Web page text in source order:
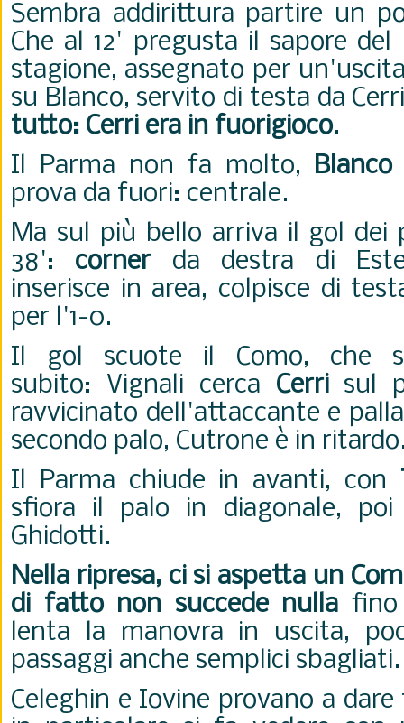
Sembra addirittura partire un
Che al 12' pregusta il sapore del
stagione, assegnato per
su Blanco, servito di testa da
tutto: Cerri era in fuorigioco.
Il Parma non fa molto, Blanco
prova da fuori: centrale.
Ma sul più bello arriva il gol dei
38': cornerda destra di
inserisce in area, colpisce di
per l'1-0.
Il gol scuote il Como, che
subito: Vignali cerca Cerrisul
ravvicinato dell'attaccante e
secondo palo, Cutrone è in
Il Parma chiude in avanti, con
sfiora il palo in diagonale,
Ghidotti.
Nella ripresa, ci si aspetta un
di fatto non succede nulla fino
lenta la manovra in uscita,
passaggi anche semplici
Celeghin e Iovine provano a